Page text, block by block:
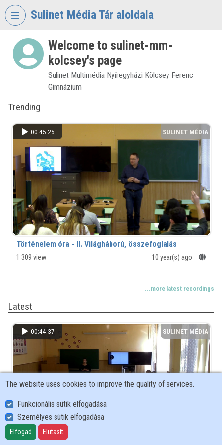
Skip header
Sulinet Média Tár aloldala
VIDEOTORIUM
Organization home
Log In
Organization discovery
Categories
Organization playlists
Organizations
Contributors
Welcome to sulinet-mm-
kolcsey's page
Sulinet Multimédia Nyíregyházi Kölcsey Ferenc
Gimnázium
Trending
00:45:25
SULINET MÉDIA
Történelem óra - II. Világháború, összefoglalás
1 309 view 10 year(s) ago
...more latest recordings
Latest
00:44:37
SULINET MÉDIA
TÁR
The website uses cookies to improve the quality of services.
Funkcionális sütik elfogadása
Személyes sütik elfogadása
Elfogad Elutasít